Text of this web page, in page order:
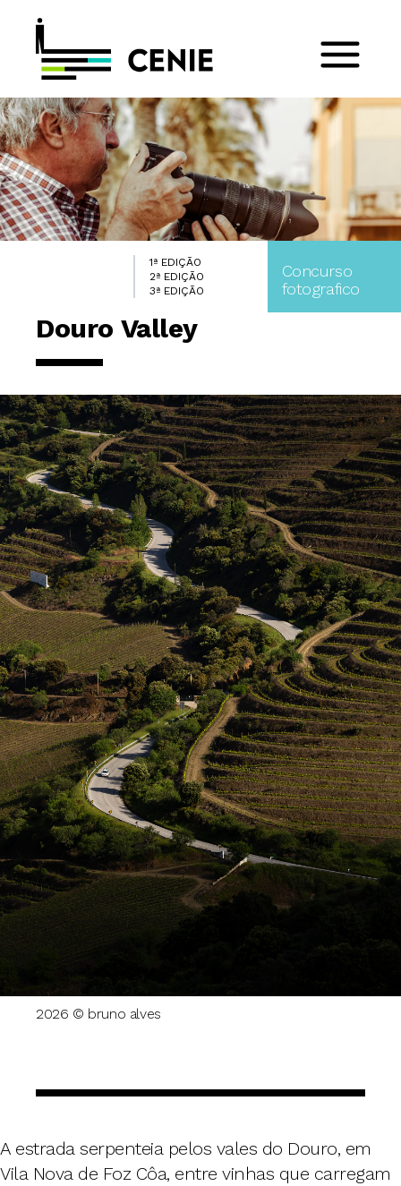
1ª EDIÇÃO
2ª EDIÇÃO
3ª EDIÇÃO
Concurso
fotografico
Douro Valley
2026 © bruno alves
A estrada serpenteia pelos vales do Douro, em
Vila Nova de Foz Côa, entre vinhas que carregam